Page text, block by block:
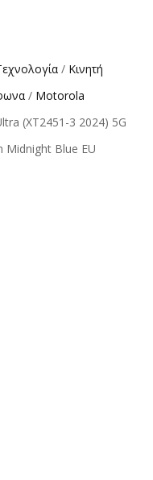
/ Κινητή
/ Motorola
(XT2451-3 2024) 5G
Midnight Blue EU